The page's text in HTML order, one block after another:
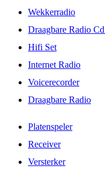
Wekkerradio
Draagbare Radio
Hifi Set
Internet Radio
Voicerecorder
Draagbare Radio
Platenspeler
Receiver
Versterker